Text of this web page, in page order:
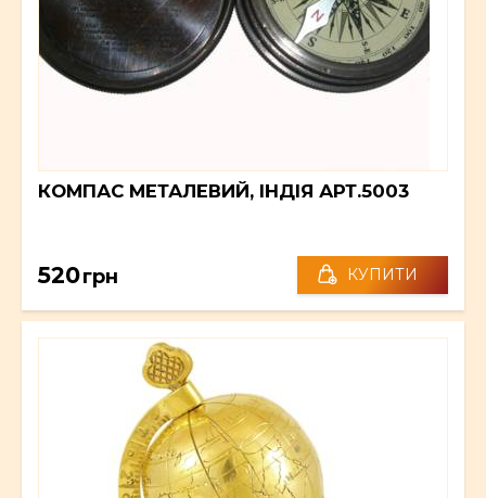
КОМПАС МЕТАЛЕВИЙ, ІНДІЯ АРТ.5003
520грн КУПИТИ